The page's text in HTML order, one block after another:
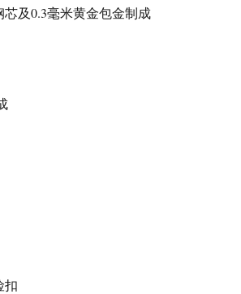
及0.3毫米黄金包金制成
扣